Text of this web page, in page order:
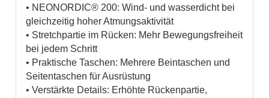
• NEONORDIC® 200: Wind- und wasserdicht bei
gleichzeitig hoher Atmungsaktivität
• Stretchpartie im Rücken: Mehr Bewegungsfreiheit
bei jedem Schritt
• Praktische Taschen: Mehrere Beintaschen und
Seitentaschen für Ausrüstung
• Verstärkte Details: Erhöhte Rückenpartie,